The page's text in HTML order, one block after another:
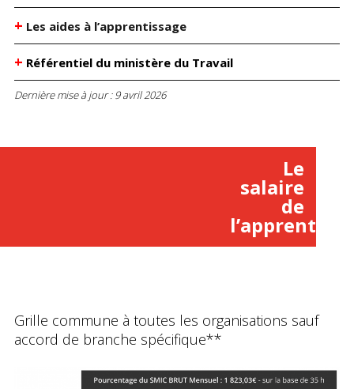
+ Les aides à l’apprentissage
+ Référentiel du ministère du Travail
Dernière mise à jour :9 avril 2026
Le
salaire
de
l’apprenti(e)
Grille commune à toutes les organisations sauf
accord de branche spécifique**